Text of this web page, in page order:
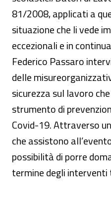
81/2008, applicati a
situazione che li vede
eccezionali e in
Federico Passaro
delle
sicurezza sul lavoro
strumento di
Covid-19. Attraverso
che assistono
possibilità di porre
termine degli interventi